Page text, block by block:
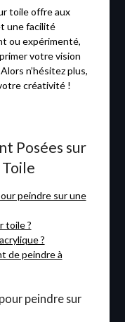
toile offre aux
une facilité
ou expérimenté,
votre vision
n’hésitez plus,
créativité !
Posées sur
peindre sur une
toile ?
?
de peindre à
peindre sur